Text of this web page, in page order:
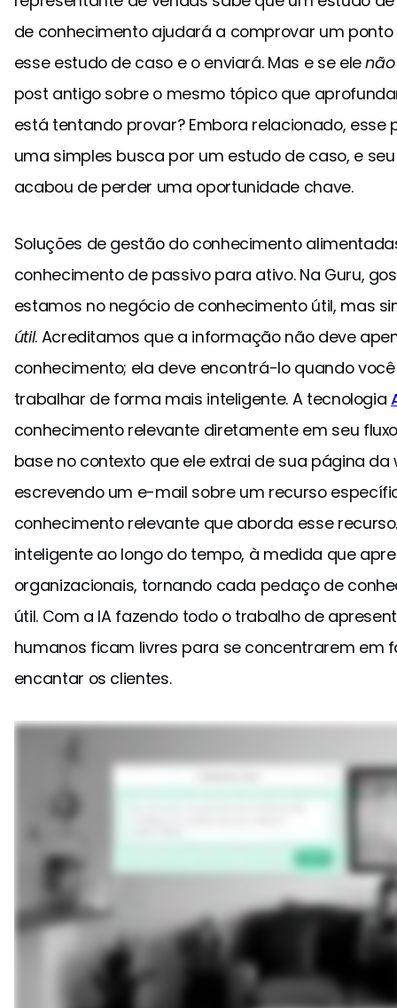
de conhecimento ajudará a comprovar um
esse estudo de caso e o enviará. Mas e se ele
post antigo sobre o mesmo tópico que
está tentando provar? Embora relacionado,
uma simples busca por um estudo de caso, e
acabou de perder uma oportunidade chave.
Soluções de gestão do conhecimento
conhecimento de passivo para ativo. Na Guru,
estamos no negócio de conhecimento útil, mas
útil. Acreditamos que a informação não deve
conhecimento; ela deve encontrá-lo quando
trabalhar de forma mais inteligente. A tecnologia
conhecimento relevante diretamente em seu
base no contexto que ele extrai de sua página da
escrevendo um e-mail sobre um recurso
conhecimento relevante que aborda esse
inteligente ao longo do tempo, à medida que
organizacionais, tornando cada pedaço de
útil. Com a IA fazendo todo o trabalho de
humanos ficam livres para se concentrarem em
encantar os clientes.